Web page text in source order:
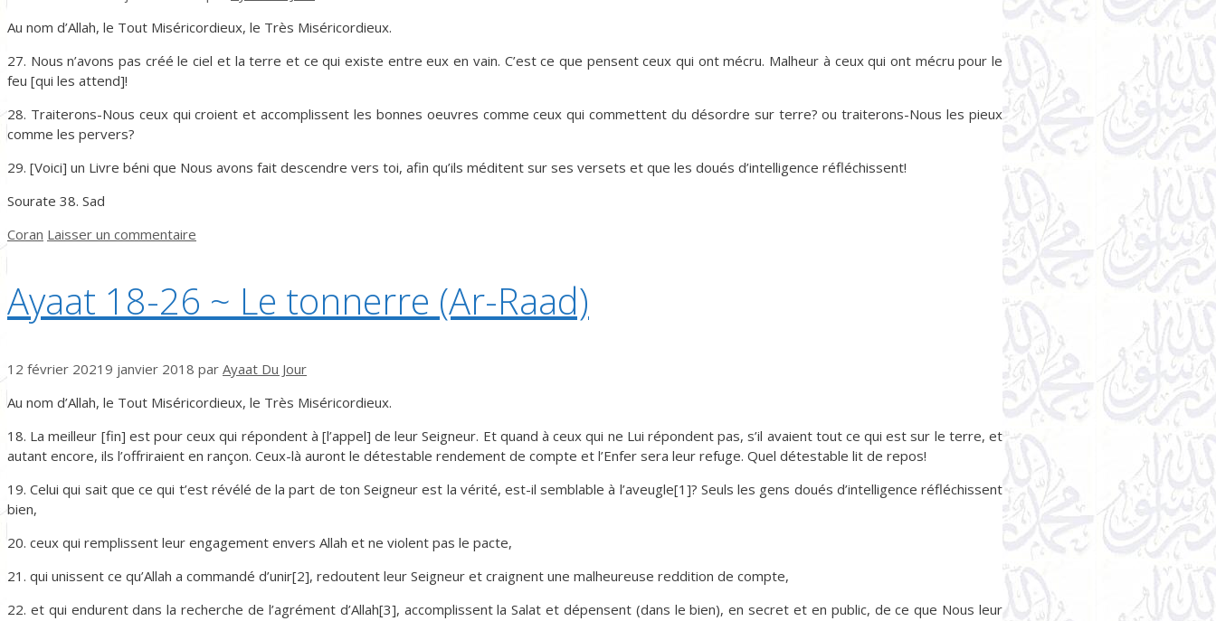
Au nom d’Allah, le Tout Miséricordieux, le Très Miséricordieux.
27. Nous n’avons pas créé le ciel et la terre et ce qui existe entre eux en vain. C’est ce que pensent ceux qui ont mécru. Malheur à ceux qui ont mécru pour le
feu [qui les attend]!
28. Traiterons-Nous ceux qui croient et accomplissent les bonnes oeuvres comme ceux qui commettent du désordre sur terre? ou traiterons-Nous les pieux
comme les pervers?
29. [Voici] un Livre béni que Nous avons fait descendre vers toi, afin qu’ils méditent sur ses versets et que les doués d’intelligence réfléchissent!
Sourate 38. Sad
Catégories
Coran Laisser un commentaire
Ayaat 18-26 ~ Le tonnerre (Ar-Raad)
12 février 2021 9 janvier 2018 par Ayaat Du Jour
Au nom d’Allah, le Tout Miséricordieux, le Très Miséricordieux.
18. La meilleur [fin] est pour ceux qui répondent à [l’appel] de leur Seigneur. Et quand à ceux qui ne Lui répondent pas, s’il avaient tout ce qui est sur le terre, et
autant encore, ils l’offriraient en rançon. Ceux-là auront le détestable rendement de compte et l’Enfer sera leur refuge. Quel détestable lit de repos!
19. Celui qui sait que ce qui t’est révélé de la part de ton Seigneur est la vérité, est-il semblable à l’aveugle[1]? Seuls les gens doués d’intelligence réfléchissent
bien,
20. ceux qui remplissent leur engagement envers Allah et ne violent pas le pacte,
21. qui unissent ce qu’Allah a commandé d’unir[2], redoutent leur Seigneur et craignent une malheureuse reddition de compte,
22. et qui endurent dans la recherche de l’agrément d’Allah[3], accomplissent la Salat et dépensent (dans le bien), en secret et en public, de ce que Nous leur